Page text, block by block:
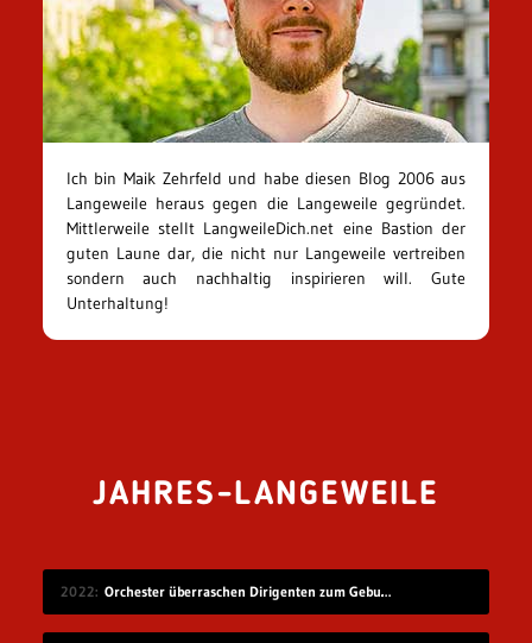
Ich bin Maik Zehrfeld und habe diesen Blog 2006 aus
Langeweile heraus gegen die Langeweile gegründet.
Mittlerweile stellt LangweileDich.net eine Bastion der
guten Laune dar, die nicht nur Langeweile vertreiben
sondern auch nachhaltig inspirieren will. Gute
Unterhaltung!
JAHRES-LANGEWEILE
2022 Orchester überraschen Dirigenten zum Geburtstag